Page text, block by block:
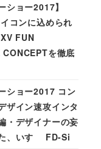
ショー2017】
コンに込められ
FUN
を徹底
ショー2017 コン
ザイン速攻インタ
・デザイナーの妄
、いすゞ FD-Si